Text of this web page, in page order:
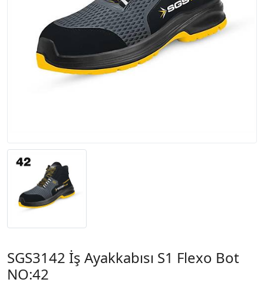
SGS3142 İş Ayakkabısı S1 Flexo Bot
NO:42